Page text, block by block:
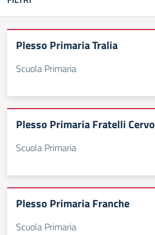
Plesso Primaria Tralia
Scuola Primaria
Plesso Primaria Fratelli Cervo
Scuola Primaria
Plesso Primaria Franche
Scuola Primaria